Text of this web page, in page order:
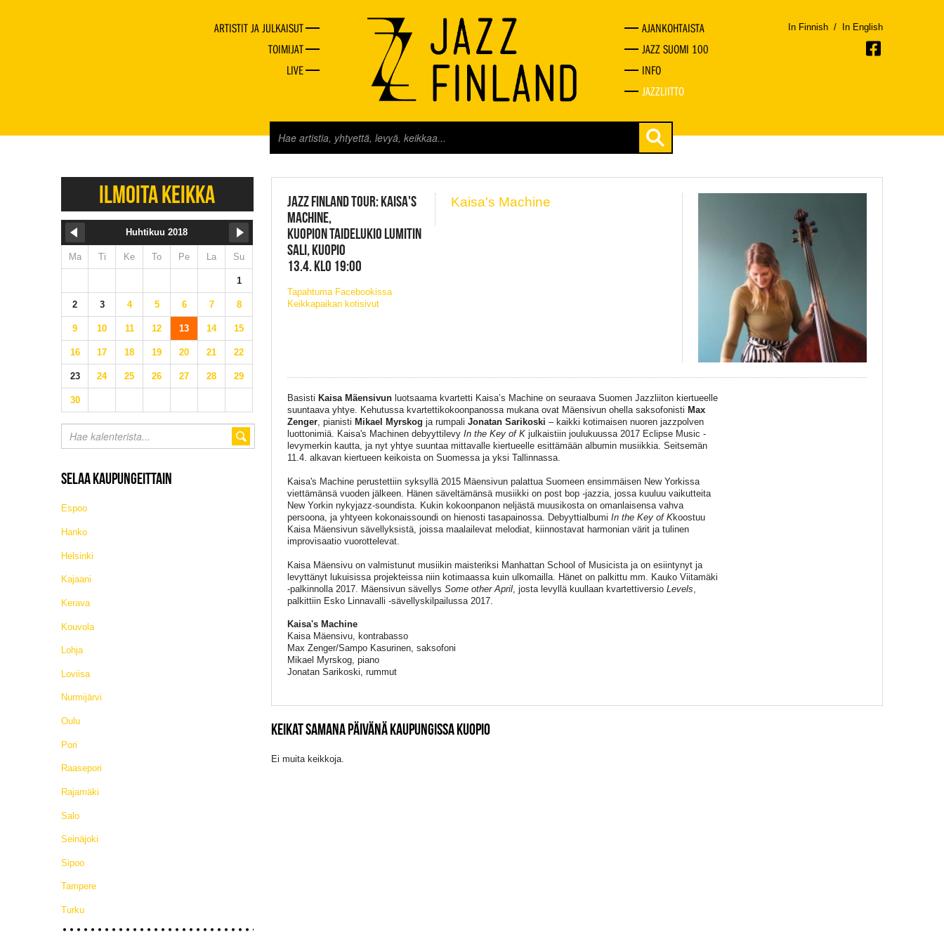
ARTISTIT JA JULKAISUT
TOIMIJAT
LIVE
AJANKOHTAISTA
JAZZ SUOMI 100
INFO
JAZZLIITTO
In Finnish / In English
JAZZ FINLAND LIVE
JAZZ FINLAND TOUR: KAISA'S
MACHINE,
KUOPION TAIDELUKIO LUMITIN
SALI, KUOPIO
13.4. KLO 19:00
Tapahtuma Facebookissa
Keikkapaikan kotisivut
Kaisa's Machine
Basisti Kaisa Mäensivunluotsaama kvartetti Kaisa’s Machine on seuraava Suomen Jazzliiton kiertueelle
suuntaava yhtye. Kehutussa kvartettikokoonpanossa mukana ovat Mäensivun ohella saksofonisti Max
Zenger, pianisti Mikael Myrskog ja rumpali Jonatan Sarikoski – kaikki kotimaisen nuoren jazzpolven
luottonimiä. Kaisa's Machinen debyyttilevy In the Key of Kjulkaistiin joulukuussa 2017 Eclipse Music -
levymerkin kautta, ja nyt yhtye suuntaa mittavalle kiertueelle esittämään albumin musiikkia. Seitsemän
11.4. alkavan kiertueen keikoista on Suomessa ja yksi Tallinnassa.
Kaisa's Machine perustettiin syksyllä 2015 Mäensivun palattua Suomeen ensimmäisen New Yorkissa
viettämänsä vuoden jälkeen. Hänen säveltämänsä musiikki on post bop -jazzia, jossa kuuluu vaikutteita
New Yorkin nykyjazz-soundista. Kukin kokoonpanon neljästä muusikosta on omanlaisensa vahva
persoona, ja yhtyeen kokonaissoundi on hienosti tasapainossa. Debyyttialbumi In the Key of Kkoostuu
Kaisa Mäensivun sävellyksistä, joissa maalailevat melodiat, kiinnostavat harmonian värit ja tulinen
improvisaatio vuorottelevat.
Kaisa Mäensivu on valmistunut musiikin maisteriksi Manhattan School of Musicista ja on esiintynyt ja
levyttänyt lukuisissa projekteissa niin kotimaassa kuin ulkomailla. Hänet on palkittu mm. Kauko Viitamäki
-palkinnolla 2017. Mäensivun sävellys Some other April, josta levyllä kuullaan kvartettiversio Levels
palkittiin Esko Linnavalli -sävellyskilpailussa 2017.
Kaisa's Machine
Kaisa Mäensivu, kontrabasso
Max Zenger/Sampo Kasurinen, saksofoni
Mikael Myrskog, piano
Jonatan Sarikoski, rummut
KEIKAT SAMANA PÄIVÄNÄ KAUPUNGISSA KUOPIO
Ei muita keikkoja.
ILMOITA KEIKKA
Huhtikuu 2018
Ma Ti Ke To Pe La Su
1
2 3 4 5 6 7 8
9 10 11 12 13 14 15
16 17 18 19 20 21 22
23 24 25 26 27 28 29
30
SELAA KAUPUNGEITTAIN
Espoo
Hanko
Helsinki
Kajaani
Kerava
Kouvola
Lohja
Loviisa
Nurmijärvi
Oulu
Pori
Raasepori
Rajamäki
Salo
Seinäjoki
Sipoo
Tampere
Turku